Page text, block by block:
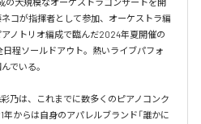
コが指揮者として参加、オーケストラ編
ノトリオ編成で臨んだ2024年夏開催の
日程ソールドアウト。熱いライブパフォ
でいる。
乃は、これまでに数多くのピアノコンク
からは自身のアパレルブランド「誰かに